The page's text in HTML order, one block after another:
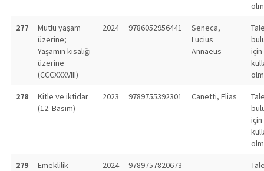
277
Mutlu yaşam
üzerine;
Yaşamın kısalığı
üzerine
(CCCXXXVIII)
2024 9786052956441
Seneca,
Lucius
Annaeus
için
278
Kitle ve iktidar
(12. Basım)
2023 9789755392301 Canetti, Elias
için
279
Emeklilik
2024 9789757820673